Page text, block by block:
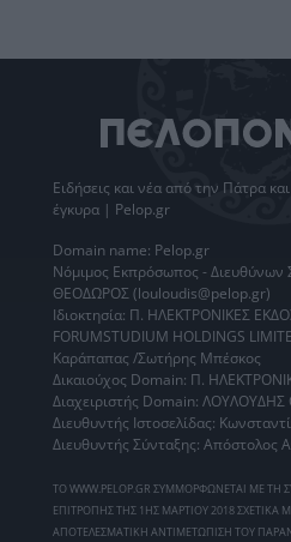
Ειδήσεις και νέα από την Πάτρα
έγκυρα | Pelop.gr
Domain name: Pelop.gr
Νόμιμος Εκπρόσωπος -
ΘΕΟΔΩΡΟΣ (louloudis@pelop.gr)
Ιδιοκτησία: Π. ΗΛΕΚΤΡΟΝΙΚΕΣ
FORUMSTUDIUM HOLDINGS
Καράπαπας /Σωτήρης Μπέσκος
Δικαιούχος Domain: Π.
Διαχειριστής Domain:
Διευθυντής Ιστοσελίδας:
Διευθυντής Σύνταξης: Απόστολος
ΤΟ WWW.PELOP.GR ΣΥΜΜΟΡΦΩΝΕΤΑΙ ΜΕ ΤΗ
ΕΠΙΤΡΟΠΗΣ ΤΗΣ 1ΗΣ ΜΑΡΤΙΟΥ 2018 ΣΧΕΤΙΚΑ
ΑΠΟΤΕΛΕΣΜΑΤΙΚΗ ΑΝΤΙΜΕΤΩΠΙΣΗ ΤΟΥ